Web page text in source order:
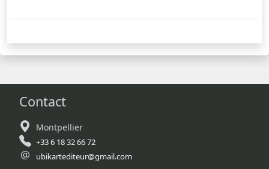
Contact
Montpellier
+33 6 18 32 66 72
ubikartediteur@gmail.com